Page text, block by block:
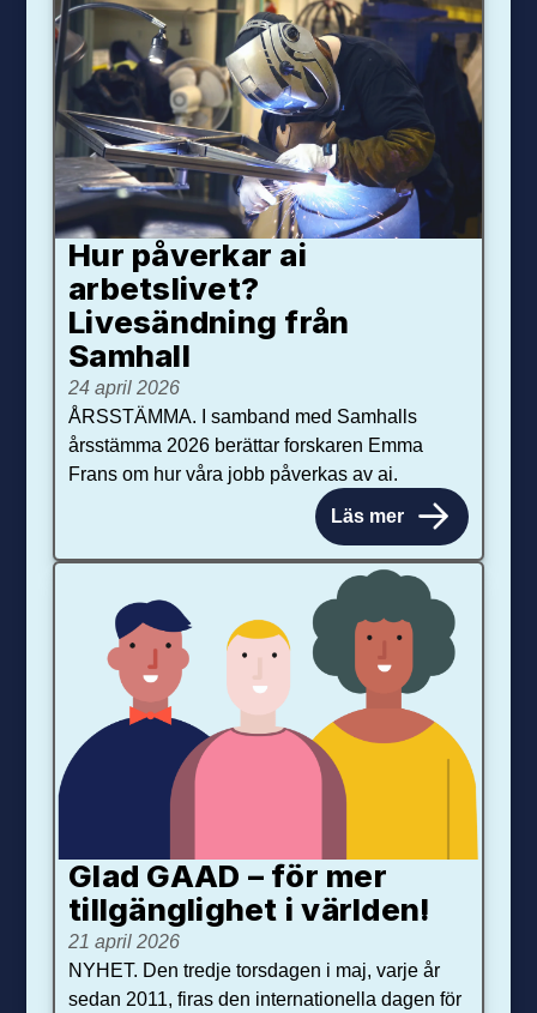
Hur påverkar ai
arbetslivet?
Livesändning från
Samhall
24 april 2026
ÅRSSTÄMMA. I samband med Samhalls
årsstämma 2026 berättar forskaren Emma
Frans om hur våra jobb påverkas av ai.
Läs mer
Glad GAAD – för mer
tillgänglighet i världen!
21 april 2026
NYHET. Den tredje torsdagen i maj, varje år
sedan 2011, firas den internationella dagen för